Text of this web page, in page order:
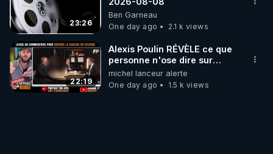
23:26
Ben Garneau
One day ago
2.1 k views
22:19
Alexis Poulin RÉVÈLE ce que
personne n'ose dire sur
l'Union européenne (C'est
explosif)
michel lanceur alerte
One day ago
1.5 k views